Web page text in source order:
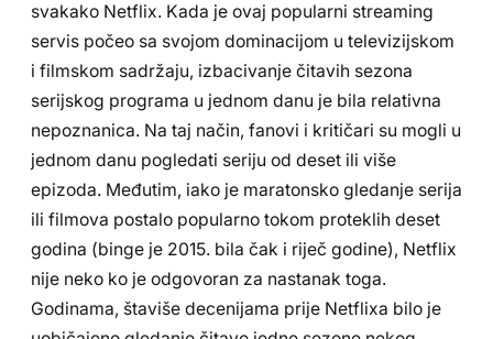
svakako Netflix. Kada je ovaj popularni streaming
servis počeo sa svojom dominacijom u televizijskom
i filmskom sadržaju, izbacivanje čitavih sezona
serijskog programa u jednom danu je bila relativna
nepoznanica. Na taj način, fanovi i kritičari su mogli u
jednom danu pogledati seriju od deset ili više
epizoda. Međutim, iako je maratonsko gledanje serija
ili filmova postalo popularno tokom proteklih deset
godina (binge je 2015. bila čak i riječ godine), Netflix
nije neko ko je odgovoran za nastanak toga.
Godinama, štaviše decenijama prije Netflixa bilo je